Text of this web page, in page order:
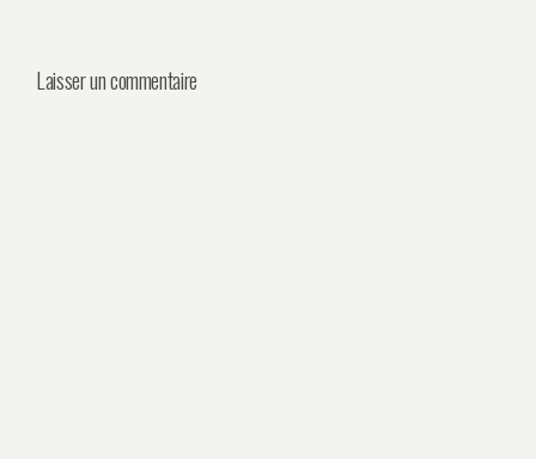
Laisser un commentaire